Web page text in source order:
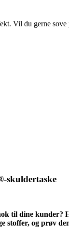
Vil du gerne
skuldertaske
til dine kunder?
stoffer, og prøv